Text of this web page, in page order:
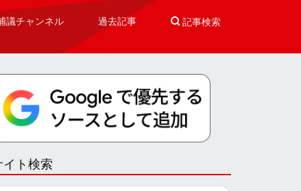
議チャンネル 過去記事  記事検索
イト検索